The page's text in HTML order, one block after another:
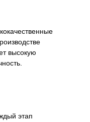
высокую
этап